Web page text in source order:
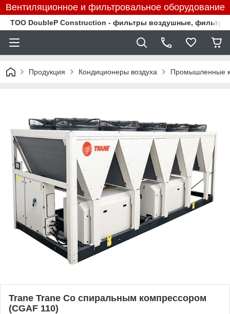
Вентиляционное и фильтровальное оборудование
TOO DoubleP Construction - фильтры воздушные,
Продукция Кондиционеры воздуха Промышленные
Trane Trane Со спиральным компрессором
(CGAF 110)